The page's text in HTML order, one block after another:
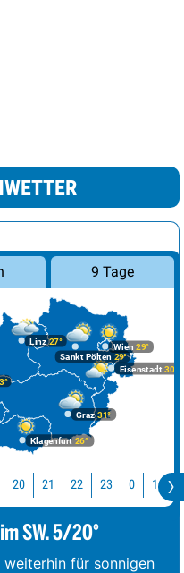
9 Tage
Graz31°
Klagenfurt 26°
Linz27°
Wien 29°
Eisenstadt 30°
Sankt Pölten 29°
20 21 22 23 0 1
SW. 5/20°
für sonnigen